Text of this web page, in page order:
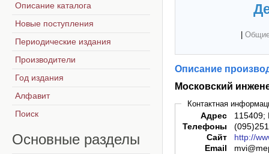
Описание
Московский
Контактная
Адрес
115409;
Телефоны
Сайт
http://
Email
Описание каталога
Новые поступления
Периодические издания
Производители
Год издания
Алфавит
Поиск
Основные разделы